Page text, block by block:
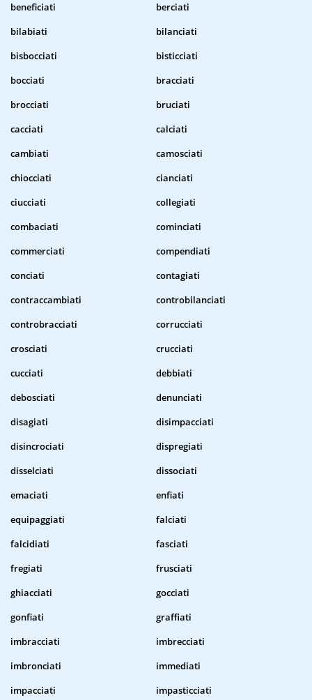
beneficiati
berciati
bilabiati
bilanciati
bisbocciati
bisticciati
bocciati
bracciati
brocciati
bruciati
cacciati
calciati
cambiati
camosciati
chiocciati
cianciati
ciucciati
collegiati
combaciati
cominciati
commerciati
compendiati
conciati
contagiati
contraccambiati
controbilanciati
controbracciati
corrucciati
crosciati
crucciati
cucciati
debbiati
debosciati
denunciati
disagiati
disimpacciati
disincrociati
dispregiati
disselciati
dissociati
emaciati
enfiati
equipaggiati
falciati
falcidiati
fasciati
fregiati
frusciati
ghiacciati
gocciati
gonfiati
graffiati
imbracciati
imbrecciati
imbronciati
immediati
impacciati
impasticciati